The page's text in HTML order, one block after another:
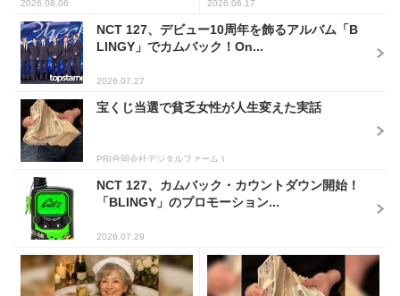
2026.08.06 2026.06.17
NCT 127、デビュー10周年を飾るアルバム「B
LINGY」でカムバック！On...
2026.07.27
宝くじ当選で貧乏女性が人生変えた実話
PR(合同会社デジタルファーム )
NCT 127、カムバック・カウントダウン開始！
「BLINGY」のプロモーション...
2026.07.29